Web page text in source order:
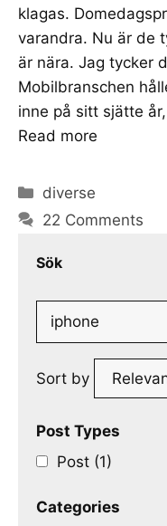
klagas.
varandra. Nu är de
är nära. Jag tycker
Mobilbranschen
inne på sitt sjätte
Read more
Categories
diverse
22 Comments
Sök
Search
for:
Sort by
Post Types
Post (1)
Categories